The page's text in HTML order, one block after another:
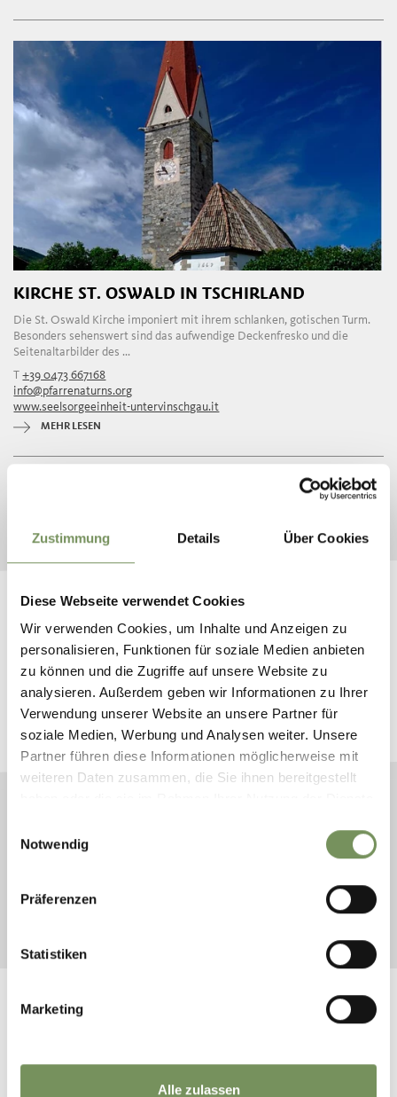
Zustimmung Details Über Cookies
Diese Webseite verwendet Cookies
Wir verwenden Cookies, um Inhalte und Anzeigen zu
personalisieren, Funktionen für soziale Medien anbieten
zu können und die Zugriffe auf unsere Website zu
analysieren. Außerdem geben wir Informationen zu Ihrer
Verwendung unserer Website an unsere Partner für
soziale Medien, Werbung und Analysen weiter. Unsere
Partner führen diese Informationen möglicherweise mit
weiteren Daten zusammen, die Sie ihnen bereitgestellt
Notwendig
Präferenzen
Statistiken
Marketing
Alle zulassen
KIRCHE ST. OSWALD IN TSCHIRLAND
Die St. Oswald Kirche imponiert mit ihrem schlanken, gotischen Turm.
Besonders sehenswert sind das aufwendige Deckenfresko und die
Seitenaltarbilder des ...
T+39 0473 667168
info@pfarrenaturns.org
www.seelsorgeeinheit-untervinschgau.it
MEHR LESEN
BUCHE DEINEN URLAUB IN
NATURNS
Plane jetzt unverbindlich deinen Traumurlaub